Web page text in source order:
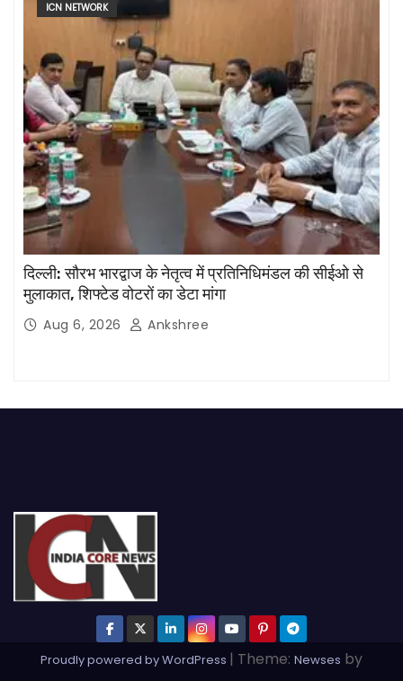
ICN NETWORK
दिल्ली: सौरभ भारद्वाज के नेतृत्व में प्रतिनिधिमंडल की सीईओ से
मुलाकात, शिफ्टेड वोटरों का डेटा मांगा
Aug 6, 2026 Ankshree
Proudly powered by WordPress | Theme: Newses by